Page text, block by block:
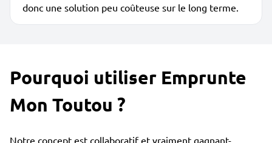
donc une solution peu coûteuse sur le long terme.
Pourquoi utiliser Emprunte
Mon Toutou ?
Notre concept est collaboratif et vraiment gagnant-